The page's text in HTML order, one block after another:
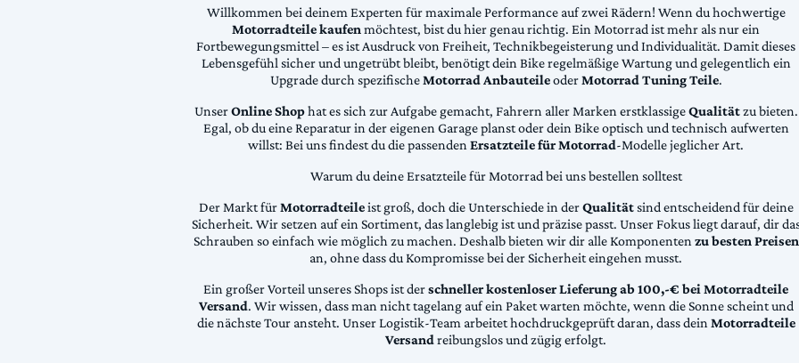
Willkommen bei deinem Experten für maximale Performance auf zwei Rädern! Wenn du hochwertige
Motorradteile kaufenmöchtest, bist du hier genau richtig. Ein Motorrad ist mehr als nur ein
Fortbewegungsmittel – es ist Ausdruck von Freiheit, Technikbegeisterung und Individualität. Damit dieses
Lebensgefühl sicher und ungetrübt bleibt, benötigt dein Bike regelmäßige Wartung und gelegentlich ein
Upgrade durch spezifischeMotorrad AnbauteileoderMotorrad Tuning Teile.
UnserOnline Shophat es sich zur Aufgabe gemacht, Fahrern aller Marken erstklassigeQualitätzu bieten.
Egal, ob du eine Reparatur in der eigenen Garage planst oder dein Bike optisch und technisch aufwerten
willst: Bei uns findest du die passendenErsatzteile für Motorrad-Modelle jeglicher Art.
Warum du deine Ersatzteile für Motorrad bei uns bestellen solltest
Der Markt fürMotorradteileist groß, doch die Unterschiede in derQualitätsind entscheidend für deine
Sicherheit. Wir setzen auf ein Sortiment, das langlebig ist und präzise passt. Unser Fokus liegt darauf, dir
Schrauben so einfach wie möglich zu machen. Deshalb bieten wir dir alle Komponentenzu besten Preisen
an, ohne dass du Kompromisse bei der Sicherheit eingehen musst.
Ein großer Vorteil unseres Shops ist derschneller kostenloser Lieferung ab 100,-€ bei Motorradteile
Versand. Wir wissen, dass man nicht tagelang auf ein Paket warten möchte, wenn die Sonne scheint und
die nächste Tour ansteht. Unser Logistik-Team arbeitet hochdruckgeprüft daran, dass deinMotorradteile
Versandreibungslos und zügig erfolgt.